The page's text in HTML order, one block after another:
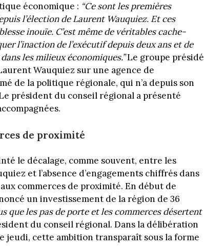
économique : “Ce sont les premières
l’élection de Laurent Wauquiez. Et ces
inouïe. C’est même de véritables cache-
l’inaction de l’exécutif depuis deux ans et de
les milieux économiques.”Le groupe présidé
Wauquiez sur une agence de
de la politique régionale, qui n’a depuis son
président du conseil régional a présenté
de proximité
le décalage, comme souvent, entre les
et l’absence d’engagements chiffrés dans
commerces de proximité. En début de
un investissement de la région de 36
que les pas de porte et les commerces désertent
du conseil régional. Dans la délibération
jeudi, cette ambition transparaît sous la forme